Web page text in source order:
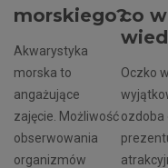
morskiego?
Akwarystyka
morska to
angażujące
zajęcie. Możliwość
obserwowania
organizmów
co
Oczko
ozdoba